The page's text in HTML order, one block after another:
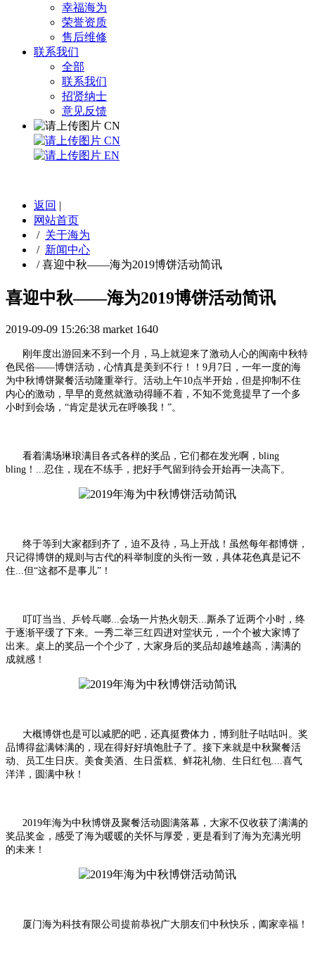
幸福海为
荣誉资质
售后维修
联系我们
全部
联系我们
招贤纳士
意见反馈
CN
CN
EN
返回 |
网站首页
/ 关于海为
/ 新闻中心
/喜迎中秋——海为2019博饼活动简讯
喜迎中秋——海为2019博饼活动简讯
2019-09-09 15:26:38 market 1640
刚年度出游回来不到一个月，马上就迎来了激动人心的闽南中秋特
色民俗——博饼活动，心情真是美到不行！！9月7日，一年一度的海
为中秋博饼聚餐活动隆重举行。活动上午10点半开始，但是抑制不住
内心的激动，早早的竟然就激动得睡不着，不知不觉竟提早了一个多
小时到会场，“肯定是状元在呼唤我！”。
看着满场琳琅满目各式各样的奖品，它们都在发光啊，bling
bling！...忍住，现在不练手，把好手气留到待会开始再一决高下。
终于等到大家都到齐了，迫不及待，马上开战！虽然每年都博饼，
只记得博饼的规则与古代的科举制度的头衔一致，具体花色真是记不
住...但“这都不是事儿”！
叮叮当当、乒铃乓啷...会场一片热火朝天...厮杀了近两个小时，终
于逐渐平缓了下来。一秀二举三红四进对堂状元，一个个被大家博了
出来。桌上的奖品一个个少了，大家身后的奖品却越堆越高，满满的
成就感！
大概博饼也是可以减肥的吧，还真挺费体力，博到肚子咕咕叫。奖
品博得盆满钵满的，现在得好好填饱肚子了。接下来就是中秋聚餐活
动、员工生日庆。美食美酒、生日蛋糕、鲜花礼物、生日红包....喜气
洋洋，圆满中秋！
2019年海为中秋博饼及聚餐活动圆满落幕，大家不仅收获了满满的
奖品奖金，感受了海为暖暖的关怀与厚爱，更是看到了海为充满光明
的未来！
厦门海为科技有限公司提前恭祝广大朋友们中秋快乐，阖家幸福！